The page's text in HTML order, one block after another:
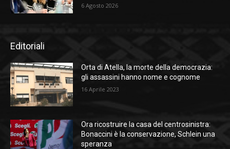
6 Agosto 2026
Editoriali
Orta di Atella, la morte della democrazia:
gli assassini hanno nome e cognome
16 Aprile 2023
Ora ricostruire la casa del centrosinistra:
Bonaccini è la conservazione, Schlein una
speranza